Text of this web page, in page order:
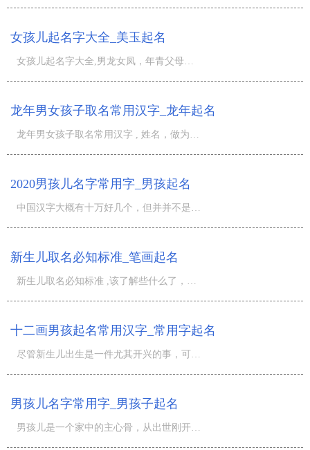
女孩儿起名字大全_美玉起名
龙年男女孩子取名常用汉字_龙年起名
2020男孩儿名字常用字_男孩起名
新生儿取名必知标准_笔画起名
十二画男孩起名常用汉字_常用字起名
男孩儿名字常用字_男孩子起名